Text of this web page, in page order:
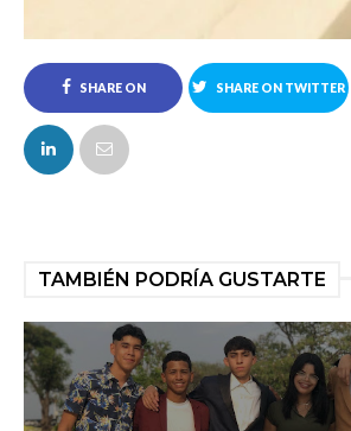
SHARE ON
FACEBOOK
SHARE ON TWITTER
TAMBIÉN PODRÍA GUSTARTE